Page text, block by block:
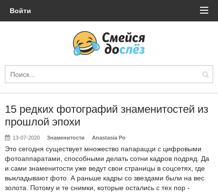
Войти
15 редких фотографий знаменитостей из
прошлой эпохи
13-07-2020 Знаменитости Anastasia Po
Это сегодня существует множество папарацци с цифровыми
фотоаппаратами, способными делать сотни кадров подряд. Да
и сами знаменитости уже ведут свои страницы в соцсетях, где
выкладывают фото. А раньше кадры со звездами были на вес
золота. Потому и те снимки, которые остались с тех пор -